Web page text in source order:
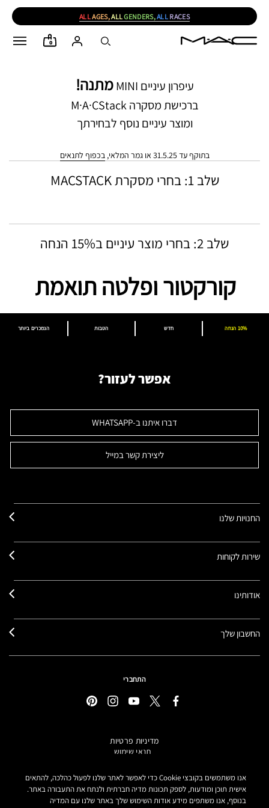
ALLAGES,ALLGENDERS,ALL RACES
0
עיפרון עיניים MINI מתנה!
ברכישת מסקרה M·A·CStack
ומוצר עיניים נוסף לבחירתך
בתוקף עד 31.5.25 או גמר המלאי, בכפוף לתנאים
שלב 1: בחרי מסקרת MACSTACK
שלב 2: בחרי מוצר עיניים ב15% הנחה
קורקטור ופלטה תואמת
הנמכרים ביותר הטבות חדש 10% הנחה
אפשר לעזור?
דברו איתנו ב-WHATSAPP
ליצירת קשר במייל
החנויות שלנו
שירות לקוחות
אודותינו
החשבון שלך
התחברי
מדיניות פרטיות
תנאי שימוש
מידע על מוצרים מזוייפים
הצהרת נגישות
הגדרות קובצי COOKIE
אנו משתמשים בקובצי Cookie כדי לאפשר לאתר שלנו לפעול כהלכה, להתאים
אישית תוכן ומודעות, לספק תכונות מדיה חברתית ולנתח את התעבורה באתר.
בנוסף, אנו משתפים מידע אודות השימוש שלך באתר שלנו עם המדיה